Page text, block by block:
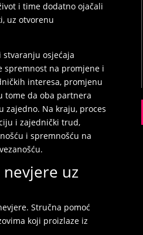
i time dodatno ojačali
uz otvorenu
osjećaja
spremnost na promjene i
interesa, promjenu
tome da oba partnera
zajedno. Na kraju, proces
i zajednički trud,
i spremnošću na
nevjere uz
Stručna pomoć
koji proizlaze iz